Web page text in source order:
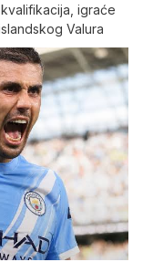
igraće
Valura